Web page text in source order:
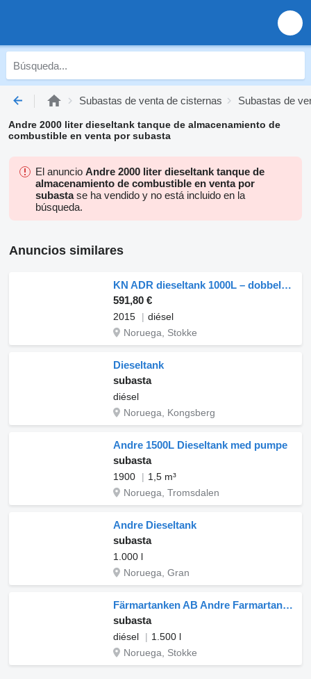
Subastas de venta de cisternas Subastas de
Andre 2000 liter dieseltank tanque de almacenamiento de
combustible en venta por subasta
El anuncio Andre 2000 liter dieseltank tanque de
almacenamiento de combustible en venta por
subastase ha vendido y no está incluido en la
búsqueda.
Anuncios similares
KN ADR dieseltank 1000L – dobbelvegget
591,80 €
2015
diésel
Noruega, Stokke
Dieseltank
subasta
diésel
Noruega, Kongsberg
Andre 1500L Dieseltank med pumpe
subasta
1900
1,5 m³
Noruega, Tromsdalen
Andre Dieseltank
subasta
1.000 l
Noruega, Gran
Färmartanken AB Andre Farmartanken 1500L ADR-godkjent dieseltank
subasta
diésel
1.500 l
Noruega, Stokke